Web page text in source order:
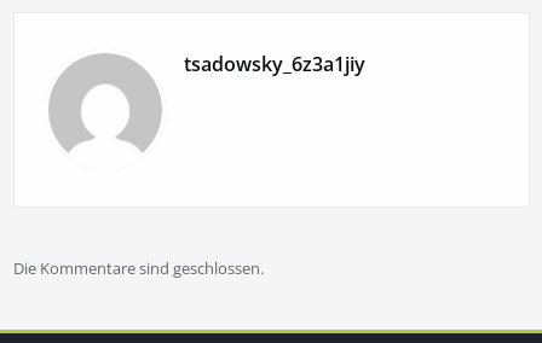
tsadowsky_6z3a1jiy
Die Kommentare sind geschlossen.